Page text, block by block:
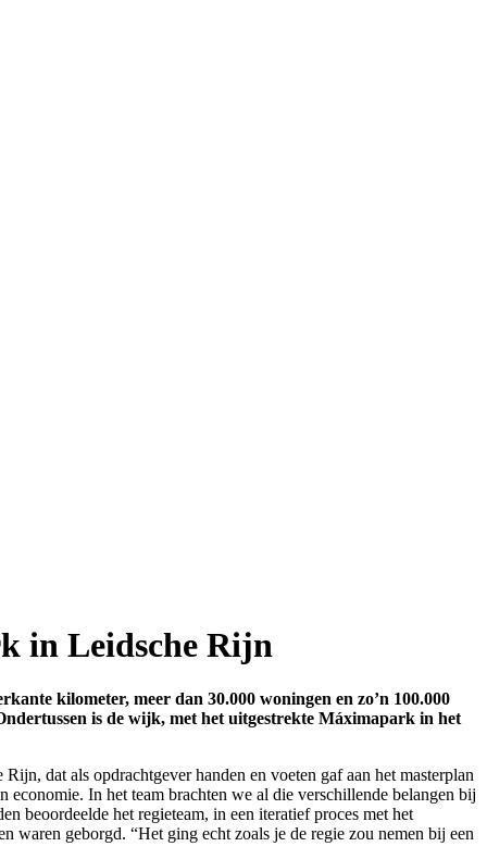
in Leidsche Rijn
kilometer, meer dan 30.000 woningen en zo’n 100.000
is de wijk, met het uitgestrekte Máximapark in het
dat als opdrachtgever handen en voeten gaf aan het masterplan
In het team brachten we al die verschillende belangen bij
beoordeelde het regieteam, in een iteratief proces met het
waren geborgd. “Het ging echt zoals je de regie zou nemen bij een